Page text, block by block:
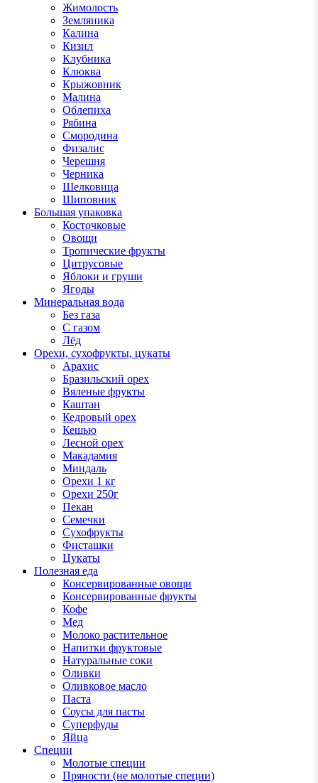
Жимолость
Земляника
Калина
Кизил
Клубника
Клюква
Крыжовник
Малина
Облепиха
Рябина
Смородина
Физалис
Черешня
Черника
Шелковица
Шиповник
Большая упаковка
Косточковые
Овощи
Тропические фрукты
Цитрусовые
Яблоки и груши
Ягоды
Минеральная вода
Без газа
С газом
Лёд
Орехи, сухофрукты, цукаты
Арахис
Бразильский орех
Вяленые фрукты
Каштан
Кедровый орех
Кешью
Лесной орех
Макадамия
Миндаль
Орехи 1 кг
Орехи 250г
Пекан
Семечки
Сухофрукты
Фисташки
Цукаты
Полезная еда
Консервированные овощи
Консервированные фрукты
Кофе
Мед
Молоко растительное
Напитки фруктовые
Натуральные соки
Оливки
Оливковое масло
Паста
Соусы для пасты
Суперфуды
Яйца
Специи
Молотые специи
Пряности (не молотые специи)